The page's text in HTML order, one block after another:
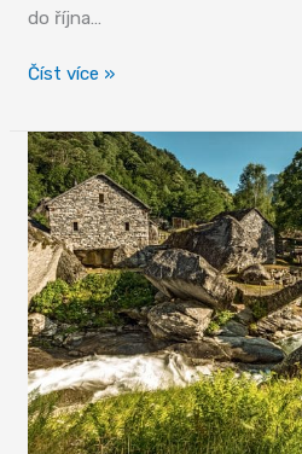
do října…
Ticino
Číst více »